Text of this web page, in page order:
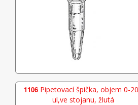
1106 Pipetovací špička, objem 0-
ul,ve stojanu, žlutá